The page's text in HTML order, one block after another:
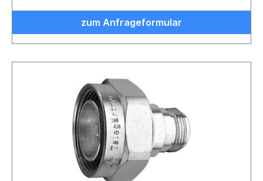
zum Anfrageformular